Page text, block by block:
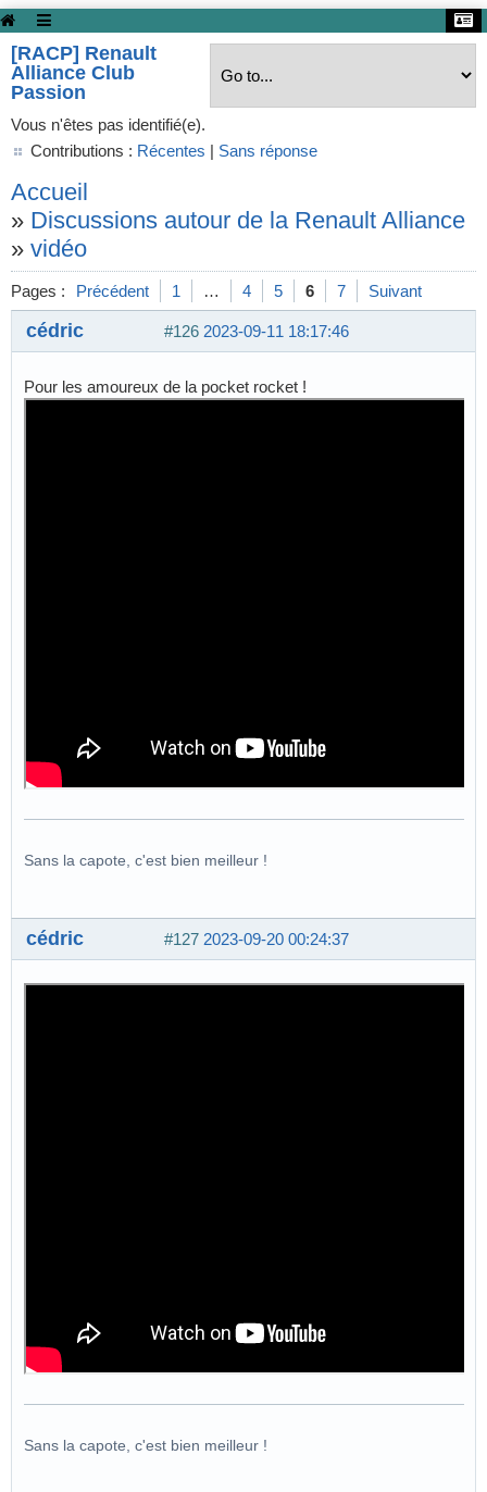
[RACP] Renault
Alliance Club
Passion
Vous n'êtes pas identifié(e).
Contributions : Récentes | Sans réponse
Accueil
» Discussions autour de la Renault Alliance
» vidéo
Pages : Précédent 1 … 4 5 6 7 Suivant
#126 2023-09-11 18:17:46
cédric
Pour les amoureux de la pocket rocket !
Sans la capote, c'est bien meilleur !
#127 2023-09-20 00:24:37
cédric
Sans la capote, c'est bien meilleur !